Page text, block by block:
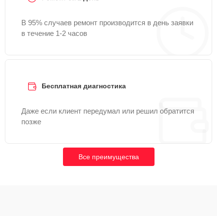
В 95% случаев ремонт производится в день заявки
в течение 1-2 часов
Бесплатная диагностика
Даже если клиент передумал или решил обратится
позже
Все преимущества